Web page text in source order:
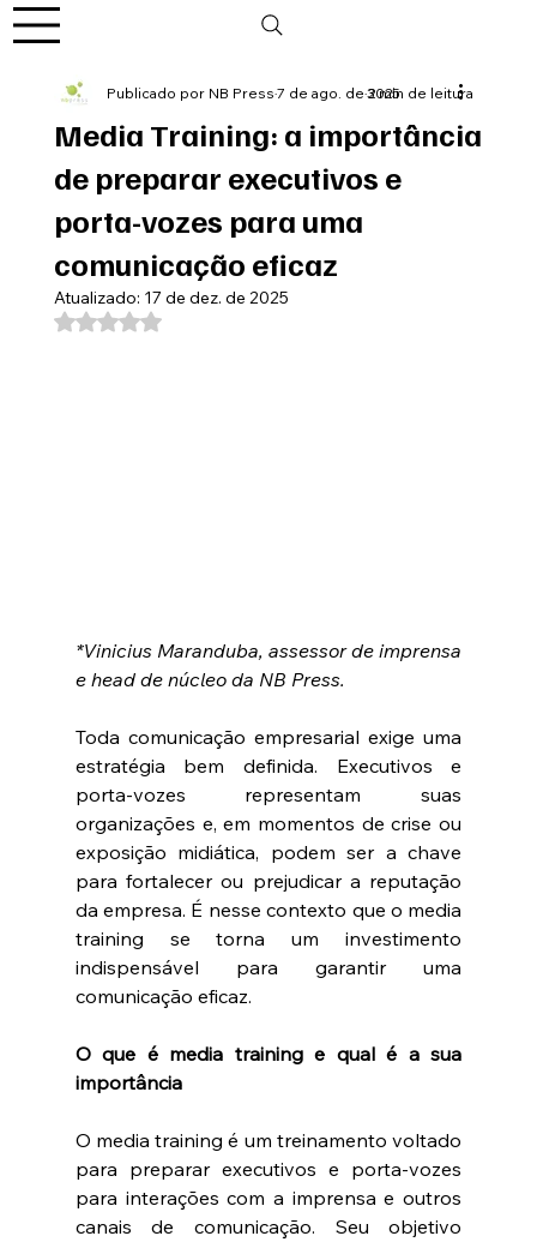
Media Training: a importância
de preparar executivos e
porta-vozes para uma
comunicação eficaz
Publicado por NB Press7 de ago. de 20253 min de leitura
Atualizado: 17 de dez. de 2025
Avaliado com NaN de 5 estrelas.
*Vinicius Maranduba, assessor de imprensa
e head de núcleo da NB Press.
Toda comunicação empresarial exige uma
estratégia bem definida. Executivos e
porta-vozes representam suas
organizações e, em momentos de crise ou
exposição midiática, podem ser a chave
para fortalecer ou prejudicar a reputação
da empresa. É nesse contexto que o media
training se torna um investimento
indispensável para garantir uma
comunicação eficaz.
O que é media training e qual é a sua
importância
O media training é um treinamento voltado
para preparar executivos e porta-vozes
para interações com a imprensa e outros
canais de comunicação. Seu objetivo